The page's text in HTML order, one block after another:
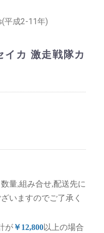
平成2-11年)
イカ 激走戦隊カ
量,組み合せ,配送先に
いますのでご了承く
が￥12,800以上の場合